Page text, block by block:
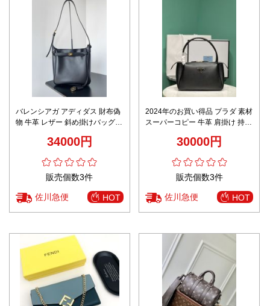
バレンシアガ アディダス 財布偽
物 牛革 レザー 斜め掛けバッグ
34000円
販売個数3件
佐川急便 HOT
2024年のお買い得品 プラダ 素材
スーパーコピー 牛革 肩掛け 持ち
ィース ブラック30000円
販売個数3件
佐川急便 HOT